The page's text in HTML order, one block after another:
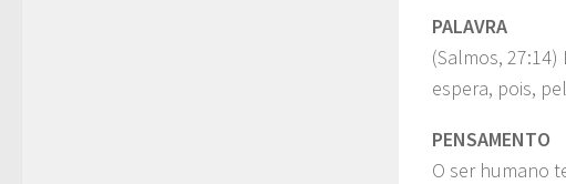
PALAVRA
(Salmos,
espera, pois,
PENSAMENTO
O ser humano